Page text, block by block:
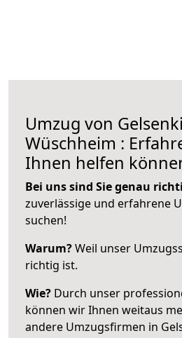
Umzug von
Wüschheim :
Ihnen helfen
Bei uns sind Sie genau
zuverlässige und erfahrene
suchen!
Warum?Weil unser
richtig ist.
Wie? Durch unser
können wir Ihnen weitaus
andere Umzugsfirmen in